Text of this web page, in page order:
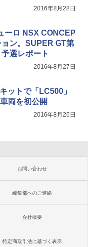
2016年8月28日
ーロ NSX CONCEP
ン。SUPER GT第
選レポート
2016年8月27日
ットで「LC500」
両を初公開
2016年8月26日
お問い合わせ
編集部へのご連絡
会社概要
特定商取引法に基づく表示